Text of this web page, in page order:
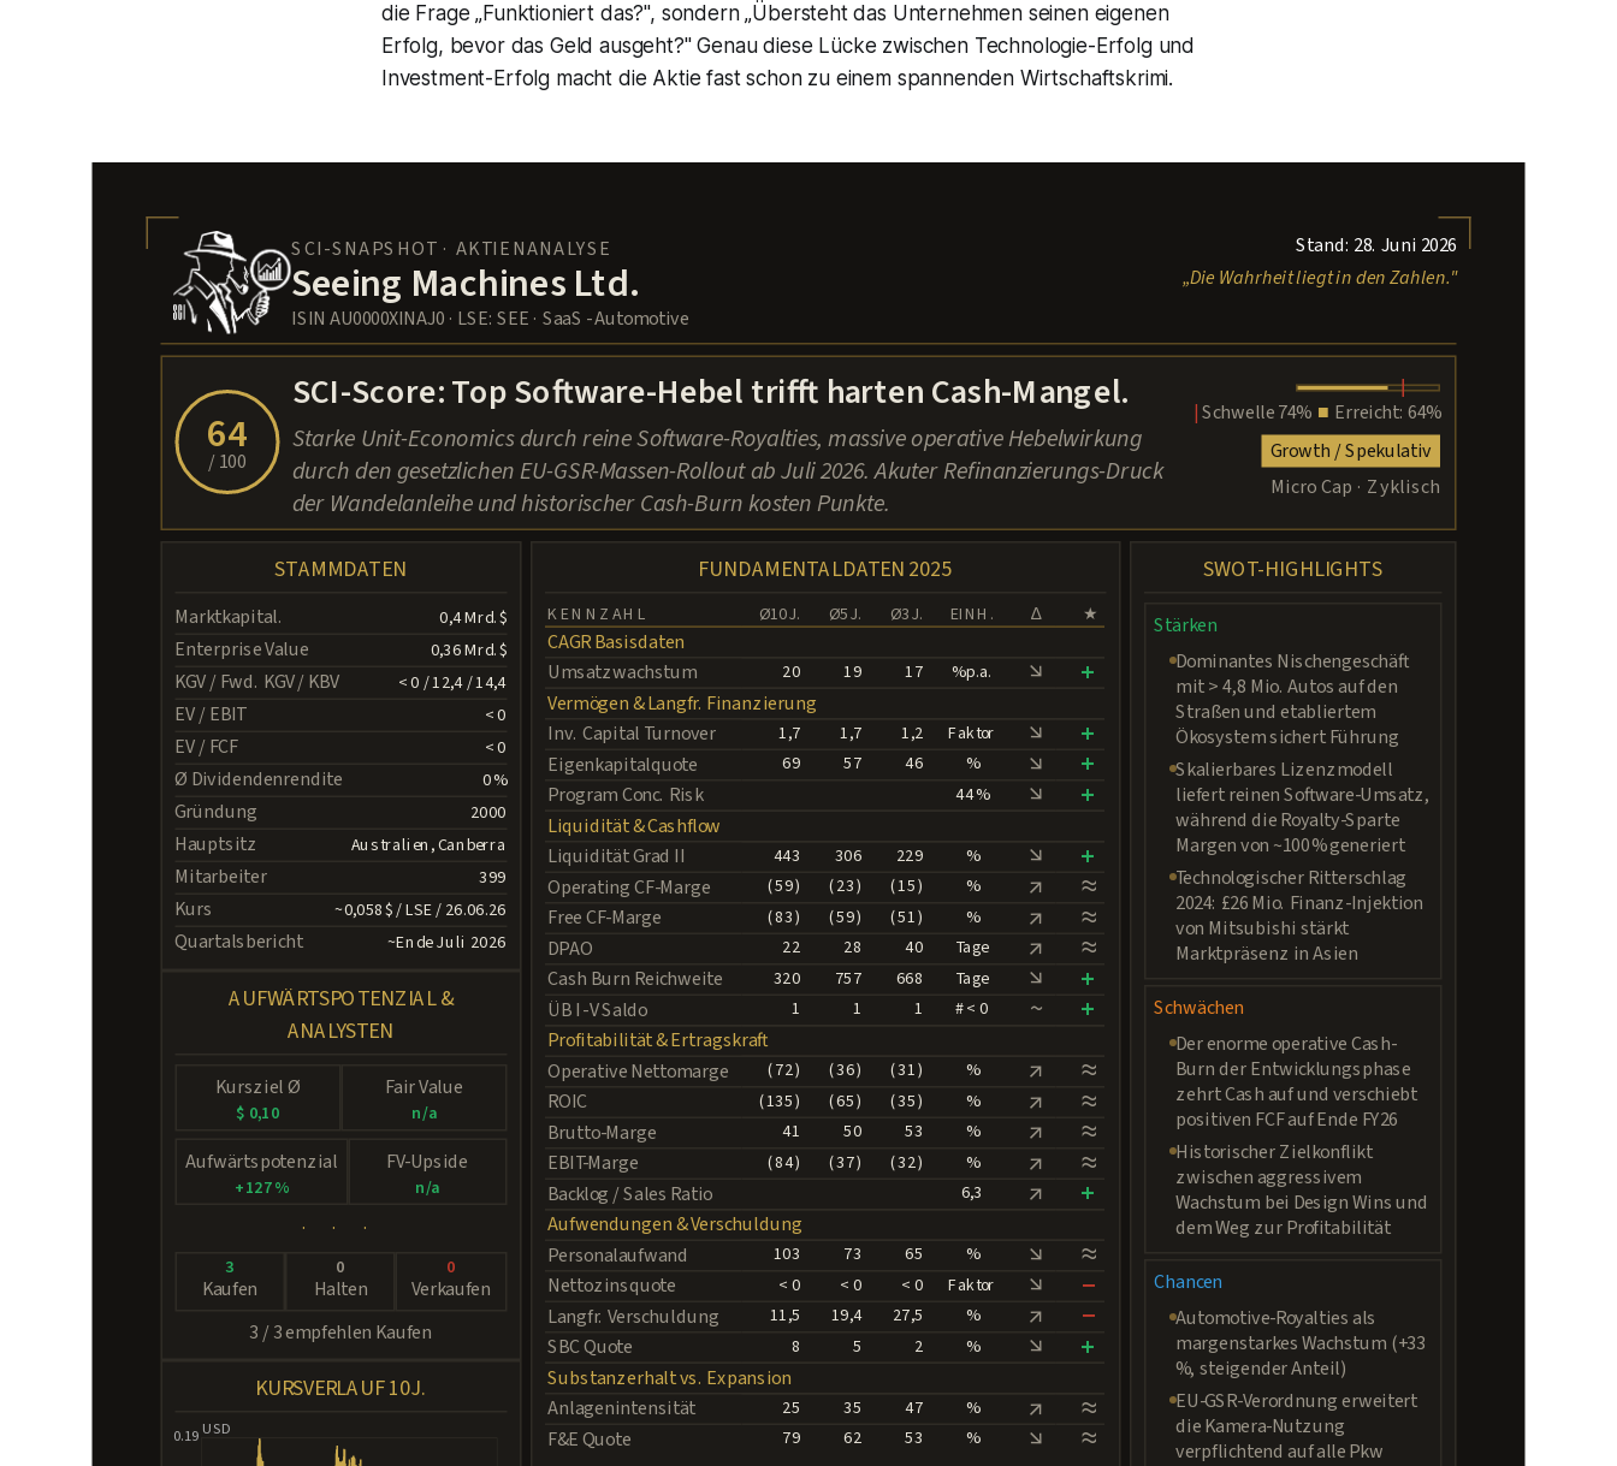
die Frage „Funktioniert das?", sondern „Übersteht das Unternehmen seinen eigenen
Erfolg, bevor das Geld ausgeht?" Genau diese Lücke zwischen Technologie-Erfolg und
Investment-Erfolg macht die Aktie fast schon zu einem spannenden Wirtschaftskrimi.
SCI-SNAPSHOT · AKTIENANALYSE
Seeing Machines Ltd.
ISIN AU0000XINAJ0 · LSE: SEE · SaaS - Automotive
Stand: 28. Juni 2026
„Die Wahrheit liegt in den Zahlen."
64
/ 100
SCI-Score: Top Software-Hebel trifft harten Cash-Mangel.
Starke Unit-Economics durch reine Software-Royalties, massive operative Hebelwirkung
durch den gesetzlichen EU-GSR-Massen-Rollout ab Juli 2026. Akuter Refinanzierungs-Druck
der Wandelanleihe und historischer Cash-Burn kosten Punkte.
|Schwelle 74% ■ Erreicht: 64%
Growth / Spekulativ
Micro Cap · Zyklisch
STAMMDATEN
Marktkapital. 0,4 Mrd. $
Enterprise Value 0,36 Mrd. $
KGV / Fwd. KGV / KBV < 0 / 12,4 / 14,4
EV / EBIT < 0
EV / FCF < 0
Ø Dividendenrendite 0 %
Gründung 2000
Hauptsitz Australien, Canberra
Mitarbeiter 399
Kurs ~0,058 $ / LSE / 26.06.26
Quartalsbericht ~Ende Juli 2026
AUFWÄRTSPOTENZIAL &
ANALYSTEN
Kursziel Ø
$ 0,10
Fair Value
n/a
Aufwärtspotenzial
+ 127 %
FV-Upside
n/a
· · ·
3
Kaufen
0
Halten
0
Verkaufen
3 / 3 empfehlen Kaufen
KURSVERLAUF 10J.
0.19 USD
FUNDAMENTALDATEN 2025
KENNZAHL Ø 10J. Ø 5J. Ø 3J. EINH. ∆ ★
CAGR Basisdaten
Umsatzwachstum
20 19 17 % p.a. ↑ +
Vermögen & Langfr. Finanzierung
Inv. Capital Turnover
1,7 1,7 1,2 Faktor ↑ +
Eigenkapitalquote 69 57 46 % ↑ +
Program Conc. Risk 44 % ↑ +
Liquidität & Cashflow
Liquidität Grad II
443 306 229 % ↑ +
Operating CF-Marge ( 59 ) ( 23 ) ( 15 ) % ↑ ≈
Free CF-Marge ( 83 ) ( 59 ) ( 51 ) % ↑ ≈
DPAO 22 28 40 Tage ↑ ≈
Cash Burn Reichweite 320 757 668 Tage ↑ +
ÜB I - V Saldo 1 1 1 # < 0 ~ +
Profitabilität & Ertragskraft
Operative Nettomarge
( 72 ) ( 36 ) ( 31 ) % ↑ ≈
ROIC ( 135 ) ( 65 ) ( 35 ) % ↑ ≈
Brutto-Marge 41 50 53 % ↑ ≈
EBIT-Marge ( 84 ) ( 37 ) ( 32 ) % ↑ ≈
Backlog / Sales Ratio 6,3 ↑ +
Aufwendungen & Verschuldung
Personalaufwand
103 73 65 % ↑ ≈
Nettozinsquote < 0 < 0 < 0 Faktor ↑ −
Langfr. Verschuldung 11,5 19,4 27,5 % ↑ −
SBC Quote 8 5 2 % ↑ +
Substanzerhalt vs. Expansion
Anlagenintensität
25 35 47 % ↑ ≈
F&E Quote 79 62 53 % ↑ ≈
SWOT-HIGHLIGHTS
Stärken
Dominantes Nischengeschäft
mit > 4,8 Mio. Autos auf den
Straßen und etabliertem
Ökosystem sichert Führung
Skalierbares Lizenzmodell
liefert reinen Software-Umsatz,
während die Royalty-Sparte
Margen von ~100 % generiert
Technologischer Ritterschlag
2024: £26 Mio. Finanz-Injektion
von Mitsubishi stärkt
Marktpräsenz in Asien
Schwächen
Der enorme operative Cash-
Burn der Entwicklungsphase
zehrt Cash auf und verschiebt
positiven FCF auf Ende FY26
Historischer Zielkonflikt
zwischen aggressivem
Wachstum bei Design Wins und
dem Weg zur Profitabilität
Chancen
Automotive-Royalties als
margenstarkes Wachstum (+33
%, steigender Anteil)
EU-GSR-Verordnung erweitert
die Kamera-Nutzung
verpflichtend auf alle Pkw